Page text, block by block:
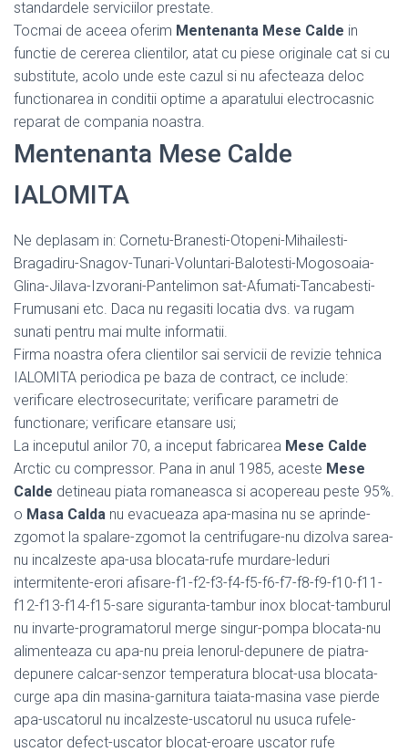
standardele serviciilor prestate.
Tocmai de aceea oferim Mentenanta Mese Calde in
functie de cererea clientilor, atat cu piese originale cat si cu
substitute, acolo unde este cazul si nu afecteaza deloc
functionarea in conditii optime a aparatului electrocasnic
reparat de compania noastra.
Mentenanta Mese Calde
IALOMITA
Ne deplasam in: Cornetu-Branesti-Otopeni-Mihailesti-
Bragadiru-Snagov-Tunari-Voluntari-Balotesti-Mogosoaia-
Glina-Jilava-Izvorani-Pantelimon sat-Afumati-Tancabesti-
Frumusani etc. Daca nu regasiti locatia dvs. va rugam
sunati pentru mai multe informatii.
Firma noastra ofera clientilor sai servicii de revizie tehnica
IALOMITA periodica pe baza de contract, ce include:
verificare electrosecuritate; verificare parametri de
functionare; verificare etansare usi;
La inceputul anilor 70, a inceput fabricarea Mese Calde
Arctic cu compressor. Pana in anul 1985, aceste Mese
Calde detineau piata romaneasca si acopereau peste 95%.
o Masa Calda nu evacueaza apa-masina nu se aprinde-
zgomot la spalare-zgomot la centrifugare-nu dizolva sarea-
nu incalzeste apa-usa blocata-rufe murdare-leduri
intermitente-erori afisare-f1-f2-f3-f4-f5-f6-f7-f8-f9-f10-f11-
f12-f13-f14-f15-sare siguranta-tambur inox blocat-tamburul
nu invarte-programatorul merge singur-pompa blocata-nu
alimenteaza cu apa-nu preia lenorul-depunere de piatra-
depunere calcar-senzor temperatura blocat-usa blocata-
curge apa din masina-garnitura taiata-masina vase pierde
apa-uscatorul nu incalzeste-uscatorul nu usuca rufele-
uscator defect-uscator blocat-eroare uscator rufe